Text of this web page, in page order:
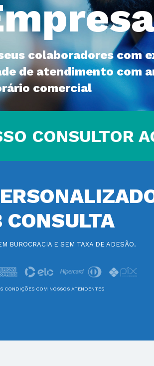
colaboradores com
de atendimento com
comercial
CONSULTOR
CONSULTA
BUROCRACIA E SEM TAXA DE ADESÃO.
CONDIÇÕES COM NOSSOS ATENDENTES